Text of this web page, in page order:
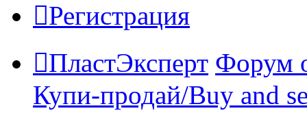
Регистрация
ПластЭксперт Форум
Купи-продай/Buy and